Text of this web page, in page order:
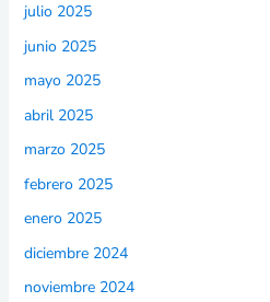
julio 2025
junio 2025
mayo 2025
abril 2025
marzo 2025
febrero 2025
enero 2025
diciembre 2024
noviembre 2024